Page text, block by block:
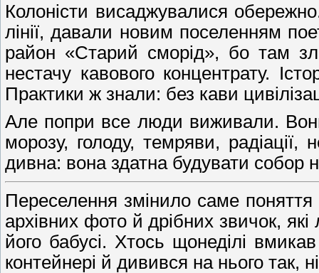
Колоністи висаджувалися
лінії, давали новим поселенням
район «Старий сморід», бо там
нестачу кавового концентрату.
Практики ж знали: без кави
Але попри все люди виживали.
морозу, голоду, темряви, радіації,
дивна: вона здатна будувати собор
Переселення змінило саме поняття
архівних фото й дрібних звичок,
його бабусі. Хтось щонеділі
контейнері й дивився на нього так,